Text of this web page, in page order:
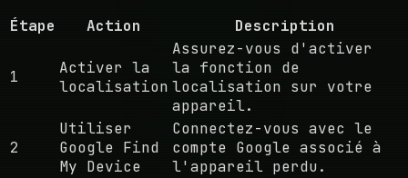
Étape
Action Description
1
Activer la
localisation
Assurez-vous d'activer
la fonction de
localisation sur votre
appareil.
2
Utiliser
Google Find
My Device
Connectez-vous avec le
compte Google associé à
l'appareil perdu.